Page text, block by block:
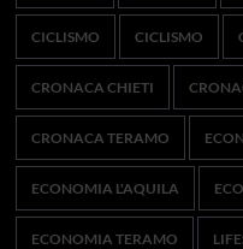
CICLISMO CICLISMO
CRONACA CHIETI
CRONACA TERAMO
ECONOMIA L'AQUILA
ECONOMIA TERAMO